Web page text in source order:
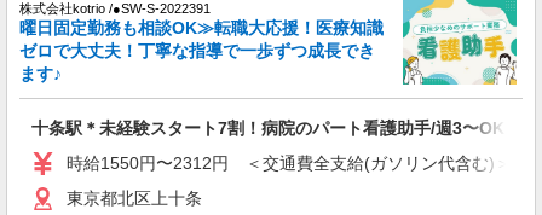
株式会社トラストグロース 新宿本社 第1営業部
訪問看護ステーションでの看護師
月給：1年未満292,547円/1年以上318,469円/10
年以上355,000円 ※経験による ＜基本給＞ 1年未
満177,000円/1年以上198,000円/10年以上218,000
円 ＜一律手当＞ ・資格手当60,000円 ・固定残業
代：1年未満55,547円/1年以上60,469円/10年以上
円 ・オンコール手当1件2,000円 ・緊急訪問手
東京都北区
詳細を見る
株式会社kotrio /●SW-S-2022391
曜日固定勤務も相談OK≫転職大応援！医療知識
ゼロで大丈夫！丁寧な指導で一歩ずつ成長でき
ます♪
十条駅＊未経験スタート7割！病院のパート看護助手/週3〜OK
時給1550円〜2312円 ＜交通費全支給(ガソリン代含む)＞
東京都北区上十条